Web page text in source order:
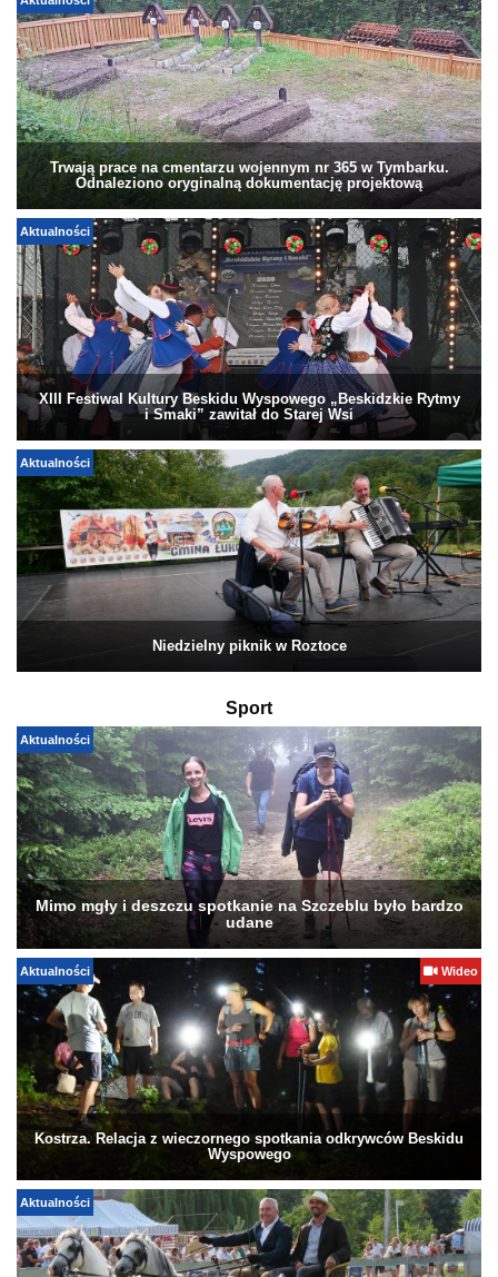
Trwają prace na cmentarzu wojennym nr 365 w Tymbarku.
Odnaleziono oryginalną dokumentację projektową
Aktualności
XIII Festiwal Kultury Beskidu Wyspowego „Beskidzkie Rytmy
i Smaki” zawitał do Starej Wsi
Aktualności
Niedzielny piknik w Roztoce
Sport
Aktualności
Mimo mgły i deszczu spotkanie na Szczeblu było bardzo
udane
Aktualności Wideo
Kostrza. Relacja z wieczornego spotkania odkrywców Beskidu
Wyspowego
Aktualności